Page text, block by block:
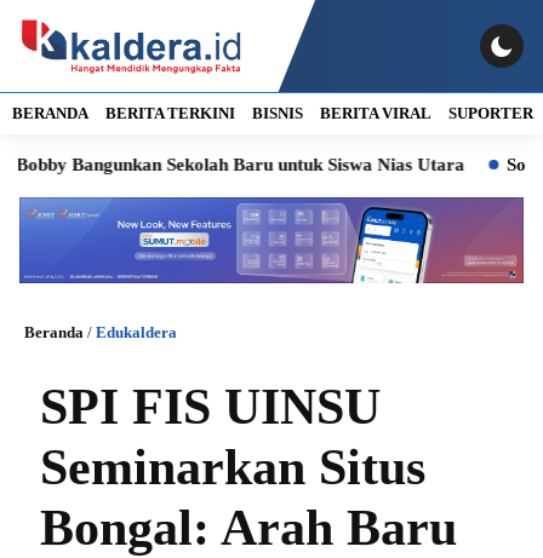
BERANDA BERITA TERKINI BISNIS BERITA VIRAL SUPORTER
Sekolah Baru untuk Siswa Nias Utara Soroti Kasus
Beranda / Edukaldera
SPI FIS UINSU
Seminarkan Situs
Bongal: Arah Baru